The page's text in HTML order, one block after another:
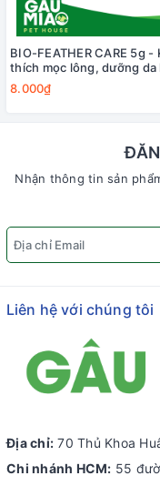
BIO-FEATHER CARE 5g -
thích mọc lông, dưỡng da
8.000₫
Nhận thông tin sản
Liên hệ với chúng tôi
Địa chỉ: 70 Thủ Khoa
Chi nhánh HCM: 55